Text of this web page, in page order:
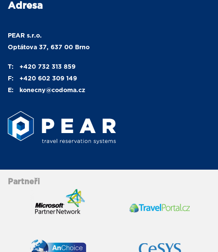
Adresa
PEAR s.r.o.
Optátova 37, 637 00 Brno
T:
+420 732 313 859
F:
+420 602 309 149
E:
konecny@codoma.cz
Partneři